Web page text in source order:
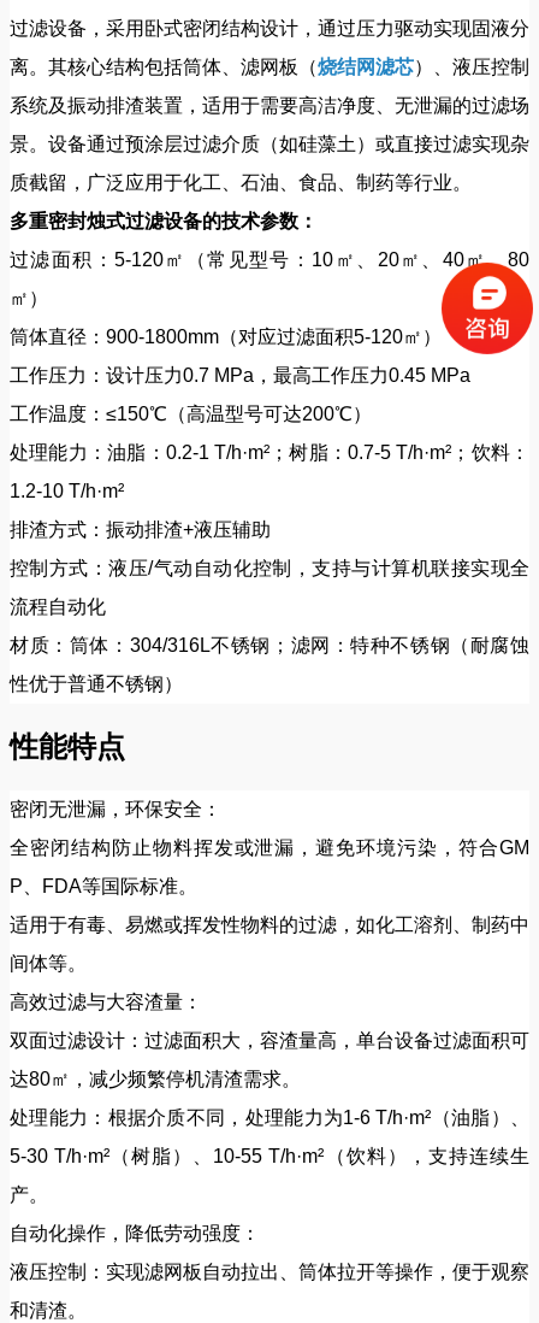
过滤设备，采用卧式密闭结构设计，通过压力驱动实现固液分
离。其核心结构包括筒体、滤网板（烧结网滤芯）、液压控制
系统及振动排渣装置，适用于需要高洁净度、无泄漏的过滤场
景。设备通过预涂层过滤介质（如硅藻土）或直接过滤实现杂
质截留，广泛应用于化工、石油、食品、制药等行业。
多重密封烛式过滤设备的技术参数：
过滤面积：5-120㎡（常见型号：10㎡、20㎡、40㎡、80
㎡）
筒体直径：900-1800mm（对应过滤面积5-120㎡）
工作压力：设计压力0.7 MPa，最高工作压力0.45 MPa
工作温度：≤150℃（高温型号可达200℃）
处理能力：油脂：0.2-1 T/h·m²；树脂：0.7-5 T/h·m²；饮料：
1.2-10 T/h·m²
排渣方式：振动排渣+液压辅助
控制方式：液压/气动自动化控制，支持与计算机联接实现全
流程自动化
材质：筒体：304/316L不锈钢；滤网：特种不锈钢（耐腐蚀
性优于普通不锈钢）
性能特点
密闭无泄漏，环保安全：
全密闭结构防止物料挥发或泄漏，避免环境污染，符合GM
P、FDA等国际标准。
适用于有毒、易燃或挥发性物料的过滤，如化工溶剂、制药中
间体等。
高效过滤与大容渣量：
双面过滤设计：过滤面积大，容渣量高，单台设备过滤面积可
达80㎡，减少频繁停机清渣需求。
处理能力：根据介质不同，处理能力为1-6 T/h·m²（油脂）、
5-30 T/h·m²（树脂）、10-55 T/h·m²（饮料），支持连续生
产。
自动化操作，降低劳动强度：
液压控制：实现滤网板自动拉出、筒体拉开等操作，便于观察
和清渣。